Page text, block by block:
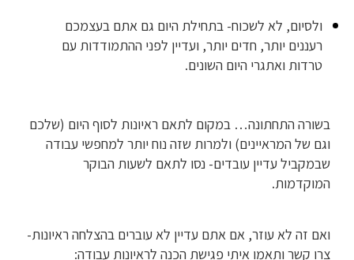
ולסיום, לא לשכוח- בתחילת היום גם אתם בעצמכם
רעננים יותר, חדים יותר, ועדיין לפני ההתמודדות עם
טרדות ואתגרי היום השונים.
בשורה התחתונה… במקום לתאם ראיונות לסוף היום (שלכם
וגם של המראיינים) ולמרות שזה נוח יותר למחפשי עבודה
שבמקביל עדיין עובדים- נסו לתאם לשעות הבוקר
המוקדמות.
ואם זה לא עוזר, אם אתם עדיין לא עוברים בהצלחה ראיונות-
צרו קשר ותאמו איתי פגישת הכנה לראיונות עבודה: